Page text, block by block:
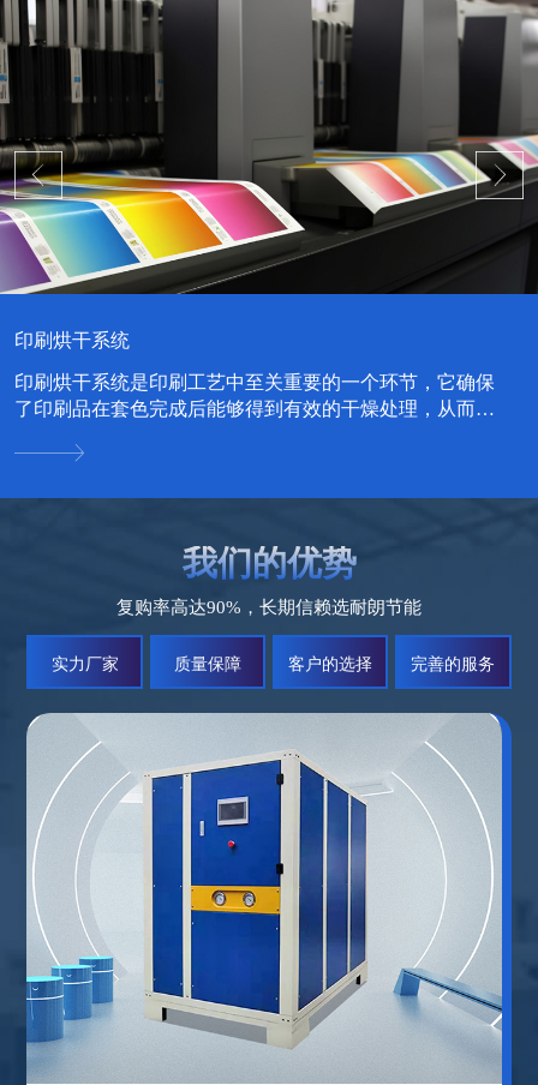
中药材烘干系统
中药材烘干系统是一种专门用于中药材干燥处理的设备系
统，其设计旨在提高中药材的干燥效率，同时保持药材的
我们的优势
复购率高达90%，长期信赖选耐朗节能
实力厂家 质量保障 客户的选择 完善的服务